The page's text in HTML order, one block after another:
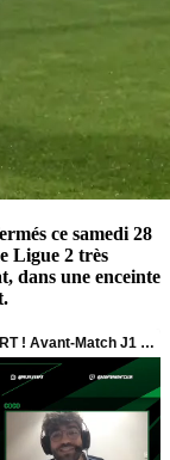
ce samedi 28
Ligue 2 très
dans une enceinte